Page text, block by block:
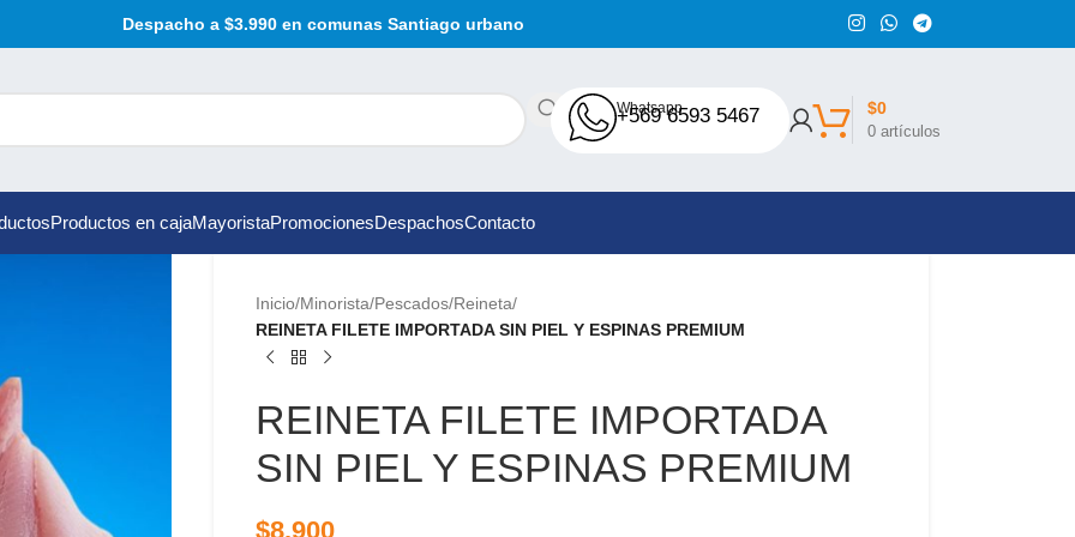
Despacho a $3.990 en comunas Santiago urbano
Whatsapp
+569 6593 5467
0 artículos
$0
Productos en cajaMayoristaPromocionesDespachosContacto
Inicio/Minorista/Pescados/Reineta/
REINETA FILETE IMPORTADA SIN PIEL Y ESPINAS PREMIUM
REINETA FILETE IMPORTADA
SIN PIEL Y ESPINAS PREMIUM
$8.900